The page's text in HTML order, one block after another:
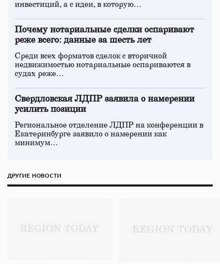
инвестиций, а с идеи, в которую…
Почему нотариальные сделки оспаривают
реже всего: данные за шесть лет
Среди всех форматов сделок с вторичной
недвижимостью нотариальные оспариваются в
судах реже…
Свердловская ЛДПР заявила о намерении
усилить позиции
Региональное отделение ЛДПР на конференции в
Екатеринбурге заявило о намерении как
минимум…
ДРУГИЕ НОВОСТИ